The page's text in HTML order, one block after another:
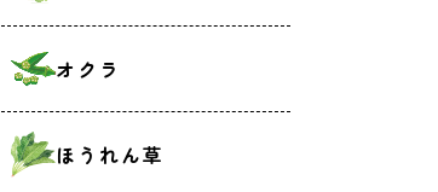
オクラ
ほうれん草